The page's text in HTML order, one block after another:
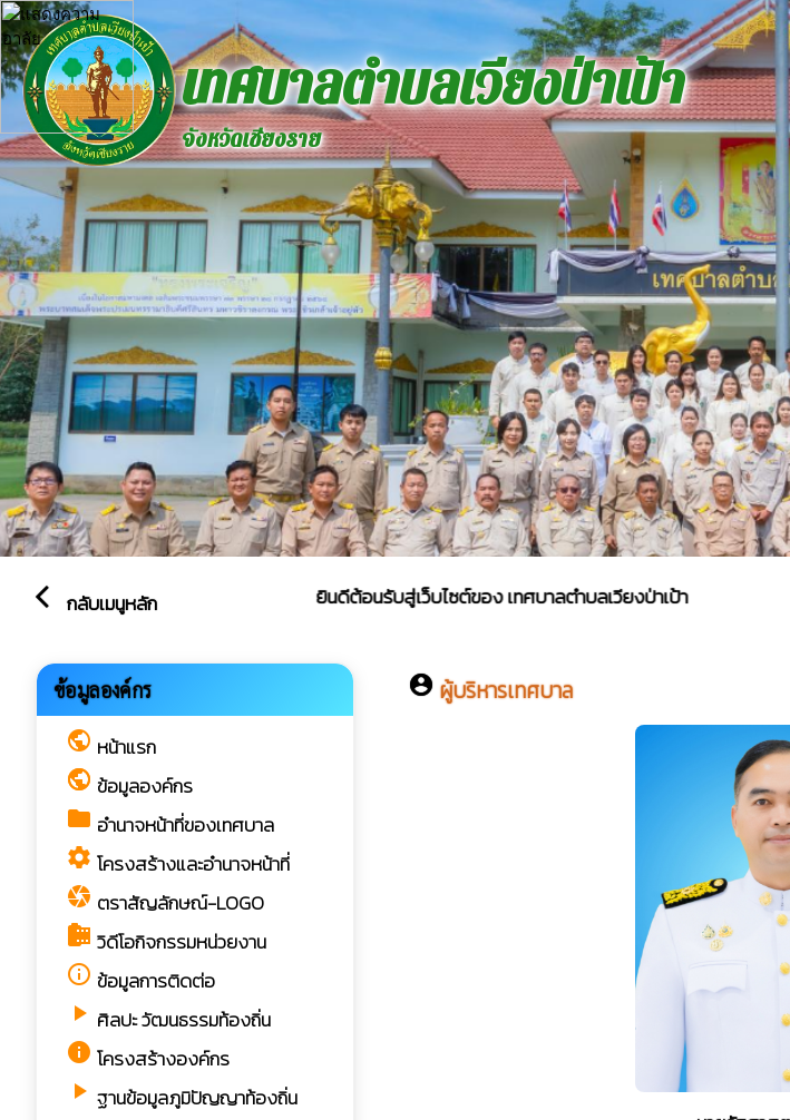
เทศบาลตำบลเวียงป่าเป้า
จังหวัดเชียงราย
arrow_back_ios กลับเมนูหลัก ยินดีต้อนรับสู่เว็บไซต์ของ เทศบาลตำบลเวียงป่าเป้า
ข้อมูลองค์กร
public หน้าแรก
public ข้อมูลองค์กร
folder อำนาจหน้าที่ของเทศบาล
settings โครงสร้างและอำนาจหน้าที่
camera ตราสัญลักษณ์-LOGO
camera_roll วิดีโอกิจกรรมหน่วยงาน
info_outline ข้อมูลการติดต่อ
play_arrow ศิลปะ วัฒนธรรมท้องถิ่น
info โครงสร้างองค์กร
play_arrow ฐานข้อมูลภูมิปัญญาท้องถิ่น
account_circle ผู้บริหารเทศบาล